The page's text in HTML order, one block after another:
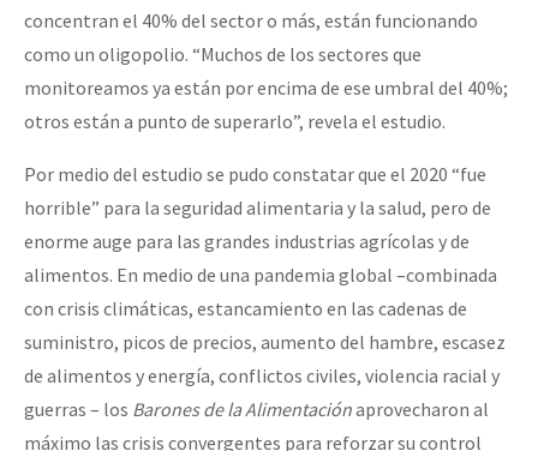
Semillero Guerra contra la Humanidad. (Las poblaciones y
la naturaleza bajo asedio)
Libros para descargar
Eventos
Contacto
concentran el 40% del sector o más, están funcionando
como un oligopolio. “Muchos de los sectores que
monitoreamos ya están por encima de ese umbral del 40%;
otros están a punto de superarlo”, revela el estudio.
Por medio del estudio se pudo constatar que el 2020 “fue
horrible” para la seguridad alimentaria y la salud, pero de
enorme auge para las grandes industrias agrícolas y de
alimentos. En medio de una pandemia global –combinada
con crisis climáticas, estancamiento en las cadenas de
suministro, picos de precios, aumento del hambre, escasez
de alimentos y energía, conflictos civiles, violencia racial y
guerras – los Barones de la Alimentaciónaprovecharon al
máximo las crisis convergentes para reforzar su control